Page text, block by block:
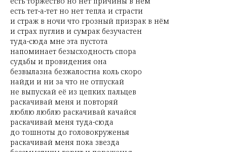
есть тет-а-тет но нет тепла и страсти
и страж в ночи что грозный призрак в нём
и страх пуглив и сумрак безучастен
туда-сюда мне эта пустота
напоминает безысходность спора
судьбы и провидения она
безвылазна безжалостна коль скоро
найди и ни за что не отпускай
не выпускай её из цепких пальцев
раскачивай меня и повторяй
люблю люблю раскачивай качайся
раскачивай меня туда-сюда
до тошноты до головокруженья
раскачивай меня пока звезда